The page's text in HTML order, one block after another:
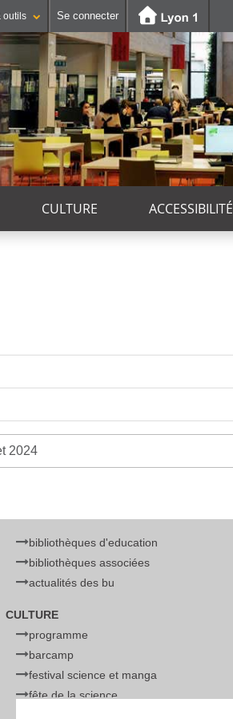
outils Se connecter
CULTURE ACCESSIBILITÉ
2024
bibliothèques d'education
bibliothèques associées
actualités des bu
CULTURE
programme
barcamp
festival science et manga
fête de la science